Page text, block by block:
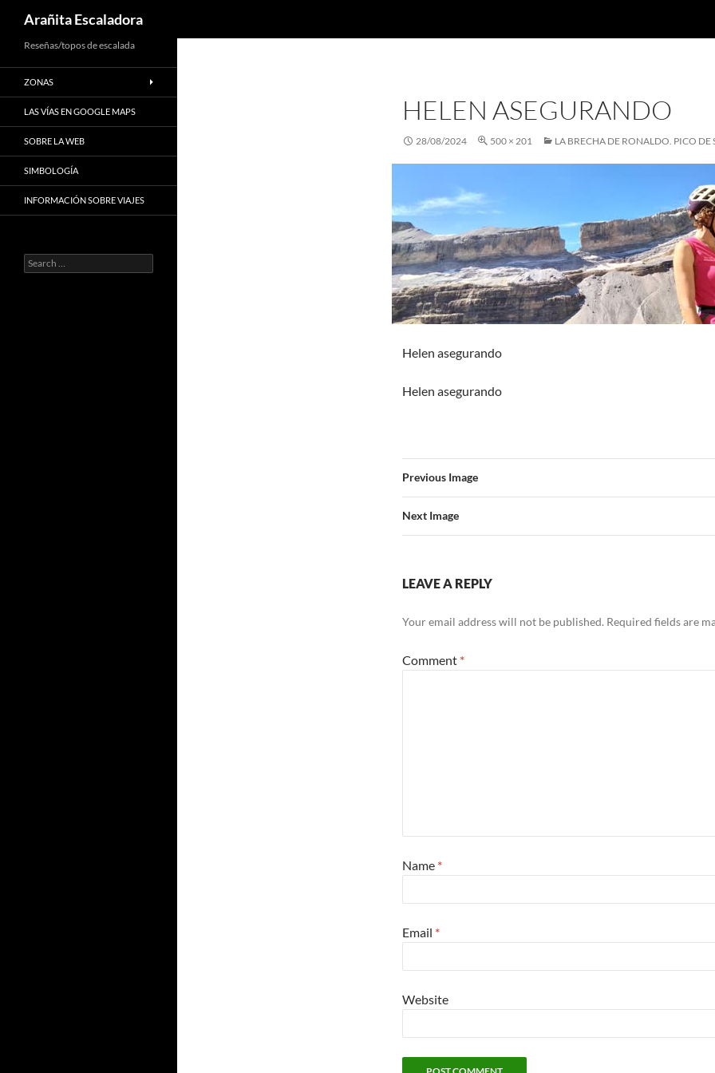
to
content
Arañita Escaladora
HELEN ASEGURANDO
28/08/2024 500 × 201 LA BRECHA DE RONALDO. PICO DE
Helen asegurando
Helen asegurando
Previous Image
Next Image
LEAVE A REPLY
Your email address will not be published. Required fields are
Comment *
Name *
Email *
Website
Reseñas/topos de escalada
ZONAS
LAS VÍAS EN GOOGLE MAPS
SOBRE LA WEB
SIMBOLOGÍA
INFORMACIÓN SOBRE VIAJES
Search
for: